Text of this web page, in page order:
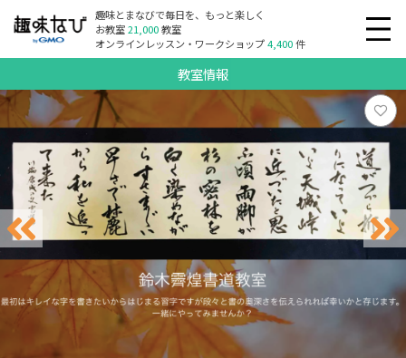
趣味とまなびで毎日を、もっと楽しく
お教室21,000教室
オンラインレッスン・ワークショップ4,400件
教室情報